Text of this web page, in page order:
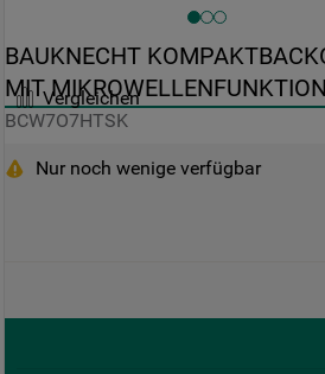
Vergleichen
BAUKNECHT
MIT
FARBE SCHWARZ -
BCW7O7HTSK
Nur noch wenige verfügbar